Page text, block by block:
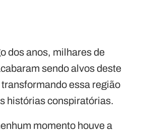
dos anos, milhares de
sendo alvos deste
essa região
histórias conspiratórias.
momento houve a